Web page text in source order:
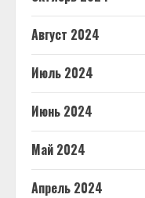
Август 2024
Июль 2024
Июнь 2024
Май 2024
Апрель 2024